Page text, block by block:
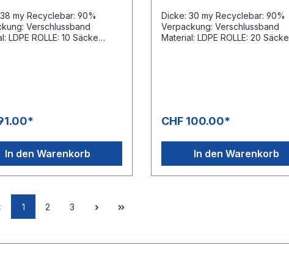
my Recyclebar: 90%
Verschlussband
10 Säcke
In den Warenkorb
Dicke: 30 my Recyclebar: 90%
Verpackung: Verschlussband
Material: LDPE ROLLE: 20 Säcke
CHF 100.00*
In den Warenkorb
1 2 3